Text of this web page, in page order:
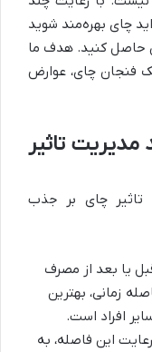
چای بهره‌مند شوید
حاصل کنید. هدف ما
فنجان چای، عوارض
تاثیر
تاثیر چای بر جذب
ساعت قبل یا بعد از مصرف
زمانی، بهترین
افراد است.
این فاصله، به